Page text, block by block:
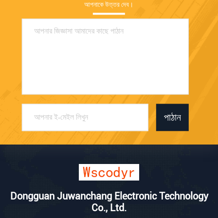
আপনাকে উত্তর দেব।
পাঠান
Dongguan Juwanchang Electronic Technology
Co., Ltd.